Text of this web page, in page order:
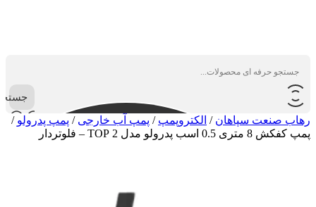
رهاب صنعت سپاهان / الکتروپمپ / پمپ آب خارجی / پمپ پدرولو /
پمپ کفکش 8 متری 0.5 اسب پدرولو مدل 2 TOP – فلوتردار